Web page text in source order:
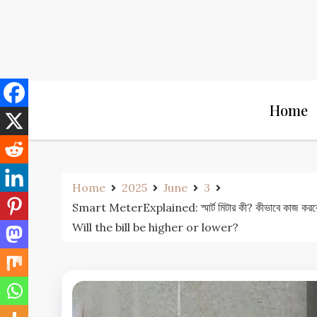
Home
Home 2025 June
3
Smart MeterExplained: স্মার্ট মিটার কী? কীভাবে
Will the bill be higher or lower?